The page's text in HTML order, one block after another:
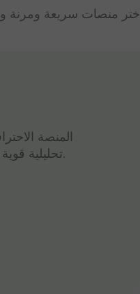
اختر منصات سريعة ومرنة
المنصة
تحليلية قوية وتداول سريع، كل ذلك في واجهة واحدة.